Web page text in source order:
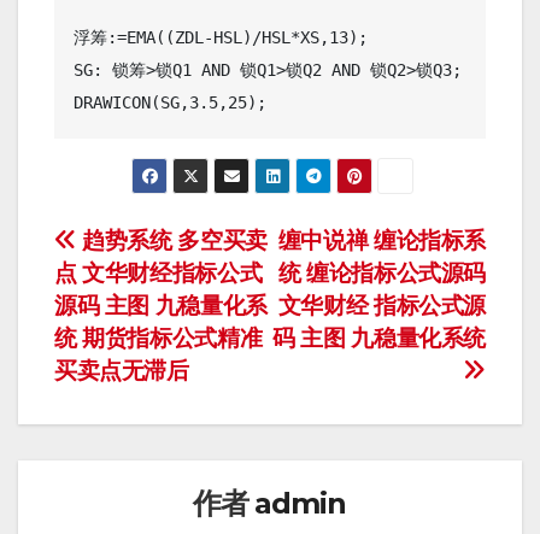
浮筹:=EMA((ZDL-HSL)/HSL*XS,13);
SG: 锁筹>锁Q1 AND 锁Q1>锁Q2 AND 锁Q2>锁Q3;
DRAWICON(SG,3.5,25);
文
章
导
航
缠中说禅 缠论指标系
统 缠论指标公式源码
文华财经 指标公式源
码 主图 九稳量化系统
趋势系统 多空买卖
点 文华财经指标公式
源码 主图 九稳量化系
统 期货指标公式精准
买卖点无滞后
作者admin